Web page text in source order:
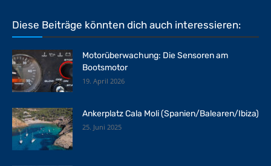
Diese Beiträge könnten dich auch interessieren:
Motorüberwachung: Die Sensoren am
Bootsmotor
19. April 2026
Ankerplatz Cala Moli (Spanien/Balearen/Ibiza)
25. Juni 2025